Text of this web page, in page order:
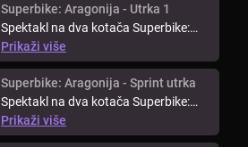
Superbike: Aragonija - Utrka 1
Spektakl na dva kotača Superbike:
Aragonija stiže na španjolski ...
Prikaži više
Superbike: Aragonija - Sprint utrka
Spektakl na dva kotača Superbike:
Aragonija stiže na španjolski ...
Prikaži više